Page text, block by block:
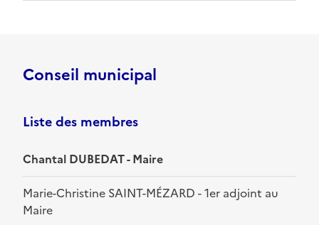
Conseil municipal
Liste des membres
Chantal DUBEDAT - Maire
Marie-Christine SAINT-MÉZARD - 1er adjoint au
Maire